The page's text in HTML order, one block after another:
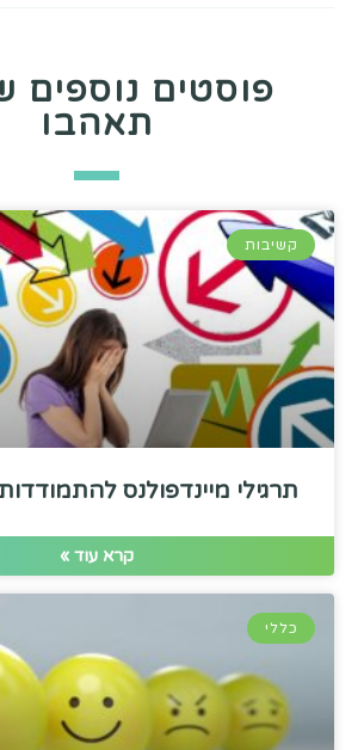
פוסטים נוספים
תאהבו
קשיבות
תרגילי מיינדפולנס
קרא עוד »
כללי